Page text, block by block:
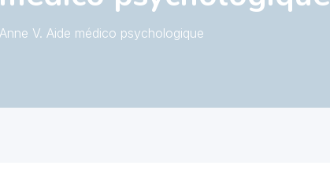
V. Aide médico psychologique